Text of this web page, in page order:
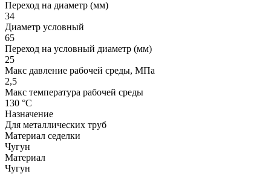
Переход на диаметр (мм)
34
Диаметр условный
65
Переход на условный диаметр (мм)
25
Макс давление рабочей среды, МПа
2,5
Макс температура рабочей среды
130 °С
Назначение
Для металлических труб
Материал седелки
Чугун
Материал
Чугун